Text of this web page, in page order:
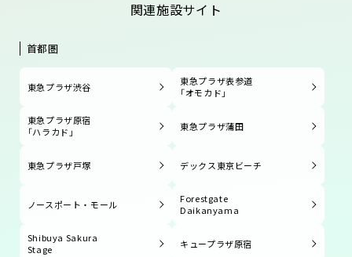
関連施設サイト
首都圏
東急プラザ渋谷
東急プラザ表参道
「オモカド」
東急プラザ原宿
「ハラカド」
東急プラザ蒲田
東急プラザ戸塚 デックス東京ビーチ
ノースポート・モール
Forestgate
Daikanyama
Shibuya Sakura
Stage
キュープラザ原宿